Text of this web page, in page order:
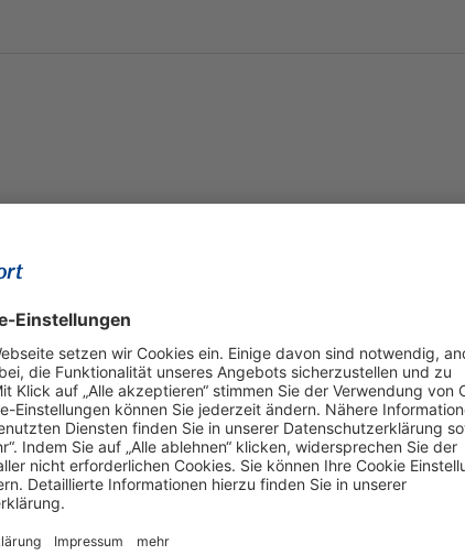
Verkaufserfolg
Gewerbegrundstücks an
Büroimmobilie und
Gewerbestandort setzt sich auch im Jahr 2018